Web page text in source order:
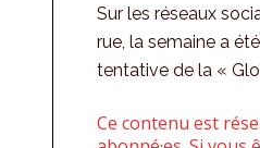
Sur les réseaux
rue, la semaine a
tentative de la «
Ce contenu est